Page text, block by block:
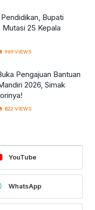
Bupati
25 Kepala
969VIEWS
Pengajuan Bantuan
2026, Simak
822 VIEWS
YouTube
WhatsApp